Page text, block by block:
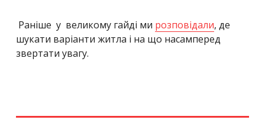
Раніше у великому гайді ми розповідали, де
шукати варіанти житла і на що насамперед
звертати увагу.